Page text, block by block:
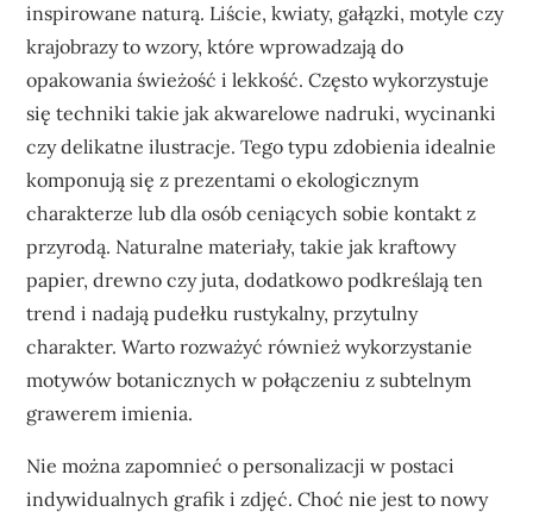
inspirowane naturą. Liście, kwiaty, gałązki, motyle czy
krajobrazy to wzory, które wprowadzają do
opakowania świeżość i lekkość. Często wykorzystuje
się techniki takie jak akwarelowe nadruki, wycinanki
czy delikatne ilustracje. Tego typu zdobienia idealnie
komponują się z prezentami o ekologicznym
charakterze lub dla osób ceniących sobie kontakt z
przyrodą. Naturalne materiały, takie jak kraftowy
papier, drewno czy juta, dodatkowo podkreślają ten
trend i nadają pudełku rustykalny, przytulny
charakter. Warto rozważyć również wykorzystanie
motywów botanicznych w połączeniu z subtelnym
grawerem imienia.
Nie można zapomnieć o personalizacji w postaci
indywidualnych grafik i zdjęć. Choć nie jest to nowy